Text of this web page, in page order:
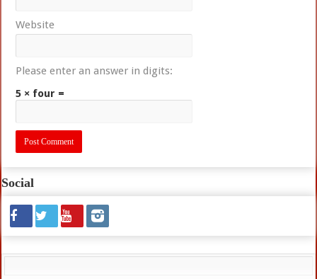
Website
Please enter an answer in digits:
5 × four =
Social